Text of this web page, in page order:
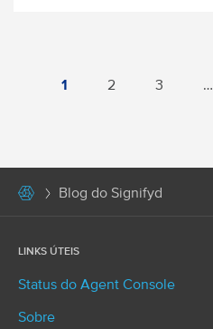
1 2 3 …
Blog do Signifyd
LINKS ÚTEIS
Status do Agent Console
Sobre